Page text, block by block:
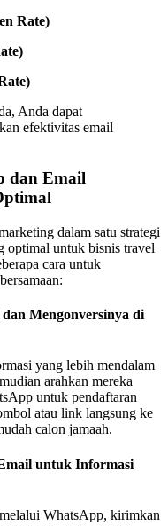
Rate)
Anda dapat
efektivitas email
dan Email
dalam satu strategi
optimal untuk bisnis travel
cara untuk
Mengonversinya di
yang lebih mendalam
arahkan mereka
untuk pendaftaran
atau link langsung ke
calon jamaah.
untuk Informasi
WhatsApp, kirimkan